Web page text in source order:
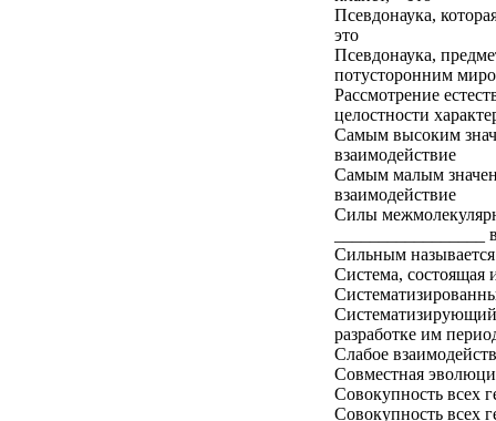
Псевдонаука,
это
Псевдонаука,
потусторонним
Рассмотрение
целостности
Самым высоким
взаимодействие
Самым малым
взаимодействие
Силы
_________________
Сильным называется
Система, состоящая
разработке им
Слабое
Совместная
Совокупность всех
Совокупность всех